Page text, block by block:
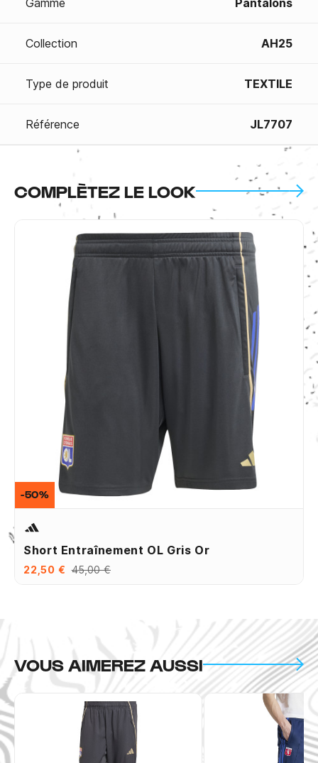
Gamme Pantalons
Collection AH25
Type de produit TEXTILE
Référence JL7707
COMPLÈTEZ LE LOOK
Short Entraînement OL Gris Or
22,50 € 45,00 €
-50%
VOUS AIMEREZ AUSSI